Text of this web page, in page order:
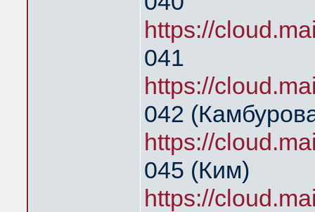
https://
041
https://
042
https://
045 (Ким)
https://